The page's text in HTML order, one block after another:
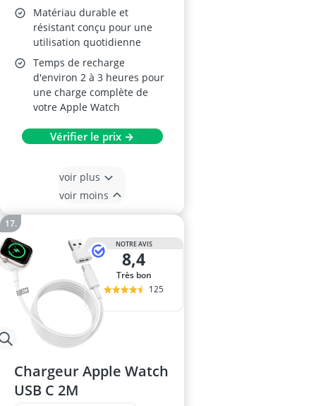
Matériau durable et
résistant conçu pour une
utilisation quotidienne
Temps de recharge
d'environ 2 à 3 heures pour
une charge complète de
votre Apple Watch
Vérifier le prix →
voir plus
voir moins
NOTRE AVIS
8,4
Très bon
125
Chargeur Apple Watch
USB C 2M